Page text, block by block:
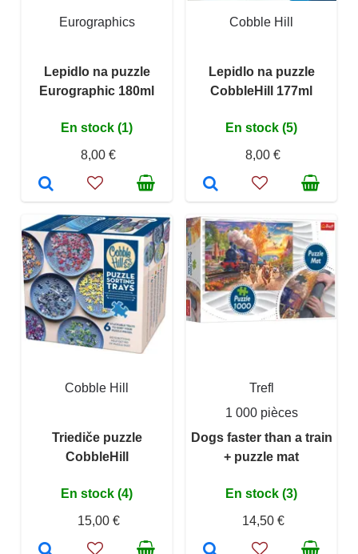
Eurographics
Lepidlo na puzzle
Eurographic 180ml
En stock (1)
8,00 €
Cobble Hill
Lepidlo na puzzle
CobbleHill 177ml
En stock (5)
8,00 €
Cobble Hill
Triediče puzzle
CobbleHill
En stock (4)
15,00 €
Trefl
1 000 pièces
Dogs faster than a train
+ puzzle mat
En stock (3)
14,50 €